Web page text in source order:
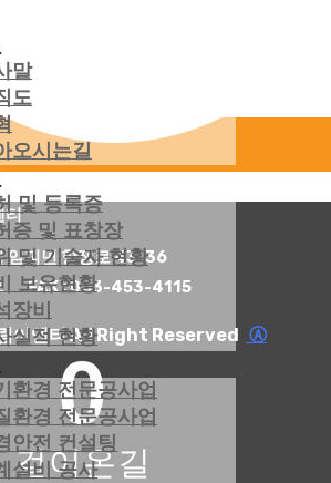
말
도
오시는길
및 등록증
증 및 표창장
및 기술자 현황
보유현황
장비
실적 현황
환경 전문공사업
환경 전문공사업
안전 컨설팅
설비 공사
임피면 항쟁로 43-36
FAX : 063-453-4115
이엔티 All Right Reserved Ⓐ
0
걸어온길